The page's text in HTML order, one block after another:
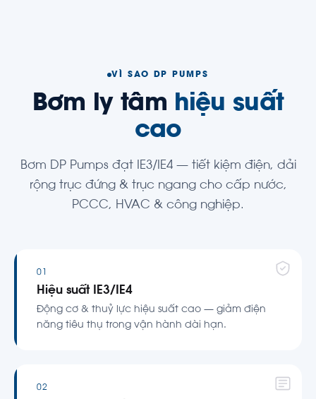
VÌ SAO DP PUMPS
Bơm ly tâm hiệu suất
cao
Bơm DP Pumps đạt IE3/IE4 — tiết kiệm điện, dải
rộng trục đứng & trục ngang cho cấp nước,
PCCC, HVAC & công nghiệp.
01
Hiệu suất IE3/IE4
Động cơ & thuỷ lực hiệu suất cao — giảm điện
năng tiêu thụ trong vận hành dài hạn.
02